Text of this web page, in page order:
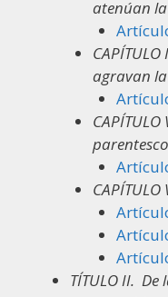
atenúan
CAPÍTULO
agravan
CAPÍTULO
parentesco
CAPÍTULO
TÍTULO II. De